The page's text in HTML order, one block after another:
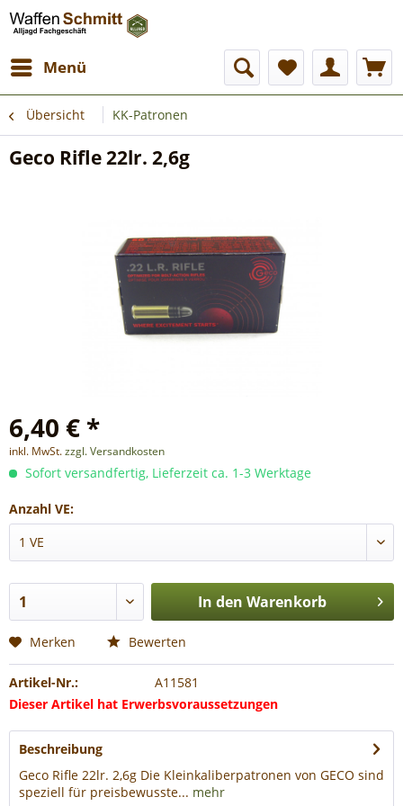
Menü
Übersicht KK-Patronen
Geco Rifle 22lr. 2,6g
6,40 € *
inkl. MwSt.zzgl. Versandkosten
Sofort versandfertig, Lieferzeit ca. 1-3 Werktage
Anzahl VE:
In den Warenkorb
Merken Bewerten
Artikel-Nr.:
A11581
Dieser Artikel hat Erwerbsvoraussetzungen
Beschreibung
Geco Rifle 22lr. 2,6g Die Kleinkaliberpatronen von GECO sind
speziell für preisbewusste... mehr